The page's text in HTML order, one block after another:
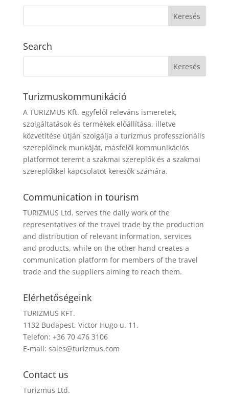
Search
Turizmuskommunikáció
A TURIZMUS Kft. egyfelől releváns ismeretek,
szolgáltatások és termékek előállítása, illetve
közvetítése útján szolgálja a turizmus professzionális
szereplőinek munkáját, másfelől kommunikációs
platformot teremt a szakmai szereplők és a szakmai
szereplőkkel kapcsolatot keresők számára.
Communication in tourism
TURIZMUS Ltd. serves the daily work of the
representatives of the travel trade by the production
and distribution of relevant information, services
and products, while on the other hand creates a
communication platform for members of the travel
trade and the suppliers aiming to reach them.
Elérhetőségeink
TURIZMUS KFT.
1132 Budapest, Victor Hugo u. 11.
Telefon: +36 70 476 3106
E-mail: sales@turizmus.com
Contact us
Turizmus Ltd.